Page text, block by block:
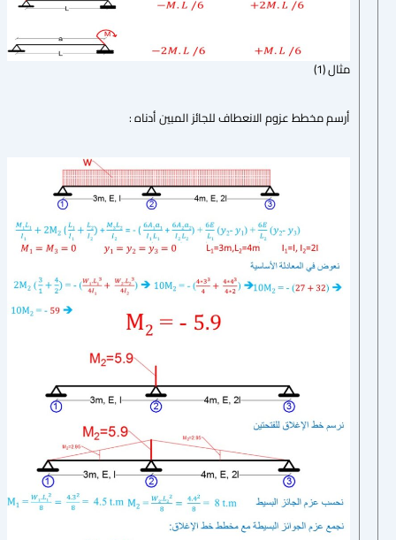
مثال (1)
أرسم مخطط عزوم الانعطاف للجائز المبين أدناه :